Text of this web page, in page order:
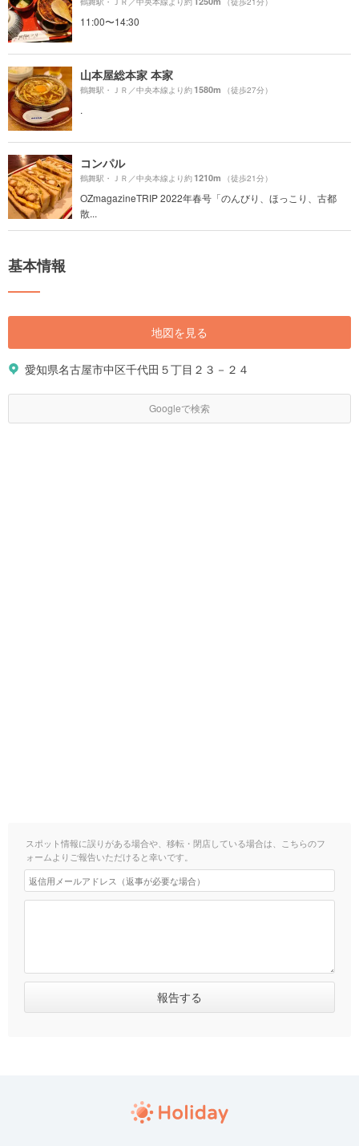
11:00〜14:30
山本屋総本家 本家
鶴舞駅・ＪＲ／中央本線より約1580m （徒歩27分）
.
コンパル
鶴舞駅・ＪＲ／中央本線より約1210m （徒歩21分）
OZmagazineTRIP 2022年春号「のんびり、ほっこり、古都
散...
基本情報
地図を見る
愛知県名古屋市中区千代田５丁目２３－２４
Googleで検索
スポット情報に誤りがある場合や、移転・閉店している場合は、こちらのフ
ォームよりご報告いただけると幸いです。